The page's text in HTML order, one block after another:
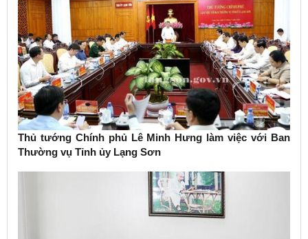
Thủ tướng Chính phủ Lê Minh Hưng làm việc với Ban
Thường vụ Tỉnh ủy Lạng Sơn